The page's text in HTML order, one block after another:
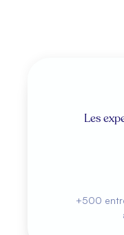
plusieurs
Les
+500